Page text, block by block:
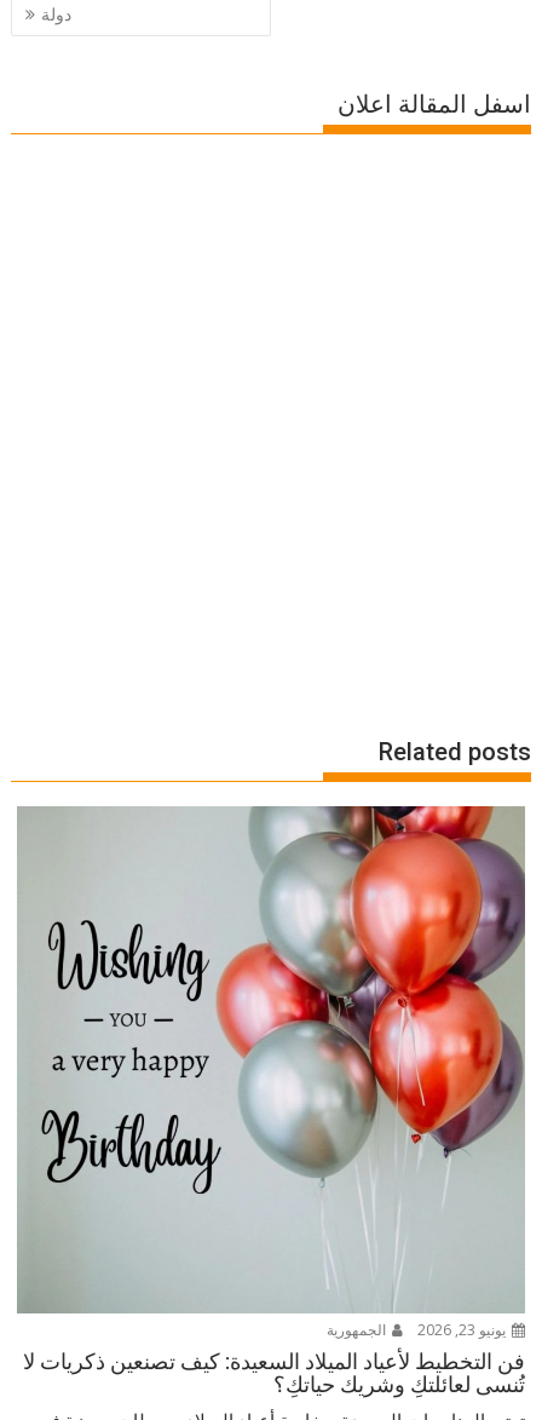
دولة
اسفل المقالة اعلان
Related posts
يونيو 23, 2026 الجمهورية
فن التخطيط لأعياد الميلاد السعيدة: كيف تصنعين ذكريات لا
تُنسى لعائلتكِ وشريك حياتكِ؟